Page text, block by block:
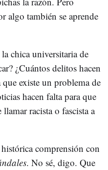
algo también se aprende
chica universitaria de
¿Cuántos delitos hacen
existe un problema de
hacen falta para que
llamar racista o fascista a
comprensión con
. No sé, digo. Que